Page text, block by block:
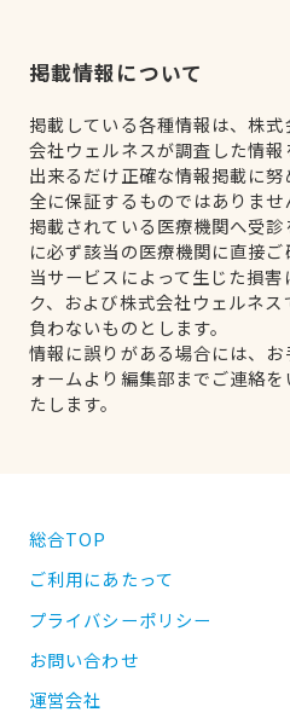
掲載情報について
掲載している各種情報は、株
会社ウェルネスが調査した情報
出来るだけ正確な情報掲載に
全に保証するものではありませ
掲載されている医療機関へ受
に必ず該当の医療機関に直接ご
当サービスによって生じた損
ク、および株式会社ウェルネ
負わないものとします。
情報に誤りがある場合には、
ォームより編集部までご連絡
たします。
総合TOP
ご利用にあたって
プライバシーポリシー
お問い合わせ
運営会社